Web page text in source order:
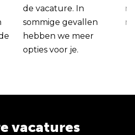
de vacature. In
sommige gevallen
hebben we meer
opties voor je.
vacatures